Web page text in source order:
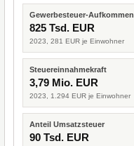
Gewerbesteuer-Aufkommen
825 Tsd. EUR
2023, 281 EUR je Einwohner
Steuereinnahmekraft
3,79 Mio. EUR
2023, 1.294 EUR je Einwohner
Anteil Umsatzsteuer
90 Tsd. EUR